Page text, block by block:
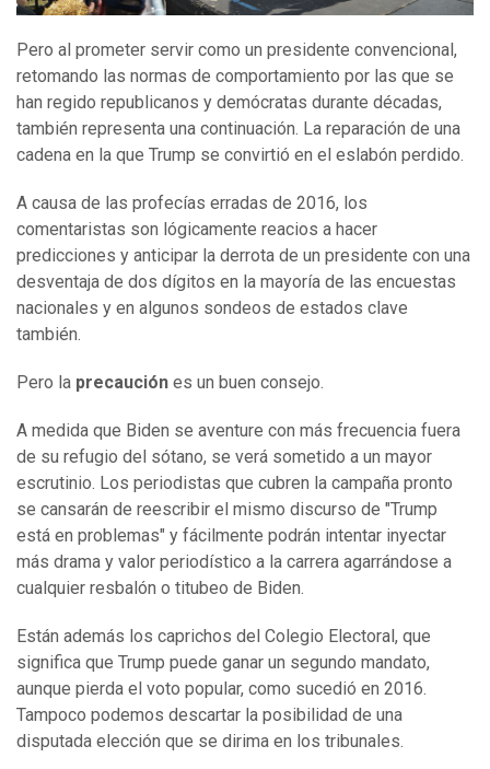
Pero al prometer servir como un presidente convencional,
retomando las normas de comportamiento por las que se
han regido republicanos y demócratas durante décadas,
también representa una continuación. La reparación de una
cadena en la que Trump se convirtió en el eslabón perdido.
A causa de las profecías erradas de 2016, los
comentaristas son lógicamente reacios a hacer
predicciones y anticipar la derrota de un presidente con una
desventaja de dos dígitos en la mayoría de las encuestas
nacionales y en algunos sondeos de estados clave
también.
Pero la precaución es un buen consejo.
A medida que Biden se aventure con más frecuencia fuera
de su refugio del sótano, se verá sometido a un mayor
escrutinio. Los periodistas que cubren la campaña pronto
se cansarán de reescribir el mismo discurso de "Trump
está en problemas" y fácilmente podrán intentar inyectar
más drama y valor periodístico a la carrera agarrándose a
cualquier resbalón o titubeo de Biden.
Están además los caprichos del Colegio Electoral, que
significa que Trump puede ganar un segundo mandato,
aunque pierda el voto popular, como sucedió en 2016.
Tampoco podemos descartar la posibilidad de una
disputada elección que se dirima en los tribunales.